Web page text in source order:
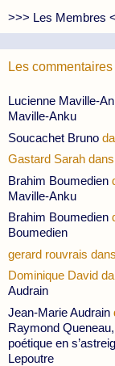
>>> Les Membres
Les
Lucienne Maville-
Maville-Anku
Soucachet Bruno
Gastard Sarah dans
Brahim Boumedien
Maville-Anku
Brahim Boumedien
Boumedien
gerard rouvrais dans
Dominique David
Audrain
Jean-Marie Audrain
Raymond
poétique en
Lepoutre